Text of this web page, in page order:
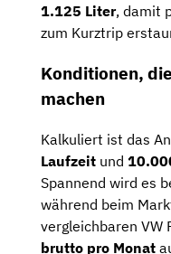
1.125 Liter, damit
zum Kurztrip
Konditionen,
machen
Kalkuliert ist das
Laufzeit und
Spannend wird es
während beim
vergleichbaren VW
brutto pro Monat